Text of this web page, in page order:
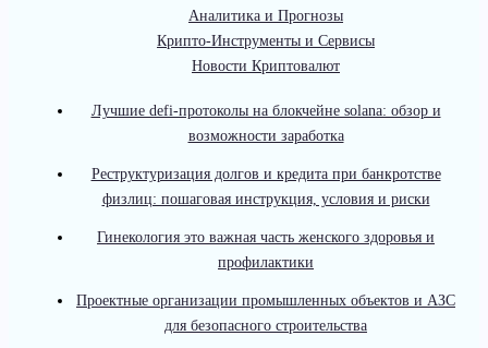
Аналитика и Прогнозы
Крипто-Инструменты и Сервисы
Новости Криптовалют
Лучшие defi-протоколы на блокчейне solana: обзор и
возможности заработка
Реструктуризация долгов и кредита при банкротстве
физлиц: пошаговая инструкция, условия и риски
Гинекология это важная часть женского здоровья и
профилактики
Проектные организации промышленных объектов и АЗС
для безопасного строительства